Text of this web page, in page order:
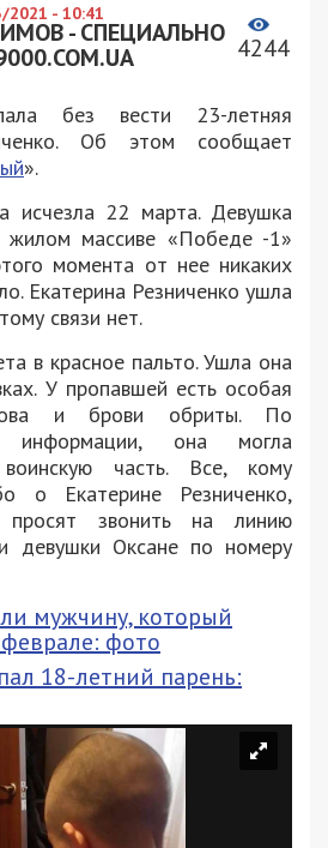
2021 - 10:41
- СПЕЦИАЛЬНО 4244
без вести 23-летняя
Об этом сообщает
».
исчезла 22 марта. Девушка
массиве «Победе -1»
момента от нее никаких
Екатерина Резниченко ушла
связи нет.
в красное пальто. Ушла она
У пропавшей есть особая
и брови обриты. По
информации, она могла
часть. Все, кому
о Екатерине Резниченко,
просят звонить на линию
девушки Оксане по номеру
мужчину, который
фото
18-летний парень: